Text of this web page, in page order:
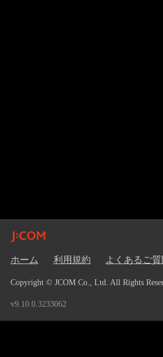
ホーム 利用規約 よくあるご質
Copyright © JCOM Co., Ltd. All Rights
v9.10.0.3233062